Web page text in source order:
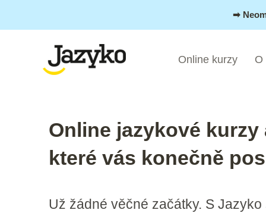
➡︎
Online kurzy O
Online jazykové kurzy
které vás konečně
Už žádné věčné začátky. S